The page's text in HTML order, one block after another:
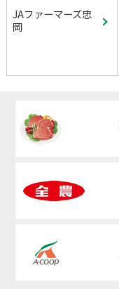
JAファーマーズ忠
岡